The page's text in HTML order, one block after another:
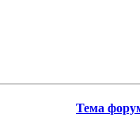
Тема